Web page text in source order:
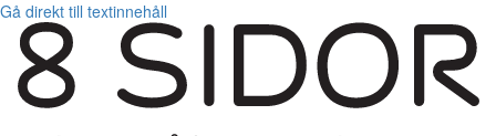
Gå direkt till textinnehåll